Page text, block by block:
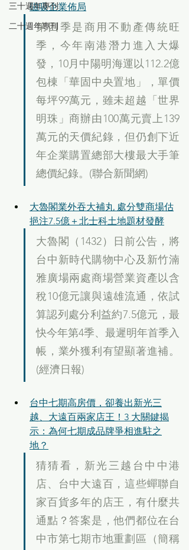
三十週年專刊
二十週年專刊
磁吸企業佈局
第四季是商用不動產傳統旺
季，今年南港潛力進入大爆
發，10月中陽明海運以112.2億
包棟「華固中央置地」，單價
每坪99萬元，雖未超越「世界
明珠」商辦由100萬元賣上139
萬元的天價紀錄，但仍創下近
年企業購置總部大樓最大手筆
總價紀錄。(聯合新聞網)
大魯閣業外吞大補丸 處分雙商場估
挹注7.5億＋北士科土地題材發酵
大魯閣（1432）日前公告，將
台中新時代購物中心及新竹湳
雅廣場兩處商場營業資產以含
稅10億元讓與遠雄流通，依試
算認列處分利益約7.5億元，最
快今年第4季、最遲明年首季入
帳，業外獲利有望顯著進補。
(經濟日報)
台中七期高房價，卻養出新光三
越、大遠百兩家店王！3 大關鍵揭
示：為何七期成品牌爭相進駐之
地？
猜猜看，新光三越台中中港
店、台中大遠百，這些蟬聯自
家百貨多年的店王，有什麼共
通點？答案是，他們都位在台
中市第七期市地重劃區（簡稱